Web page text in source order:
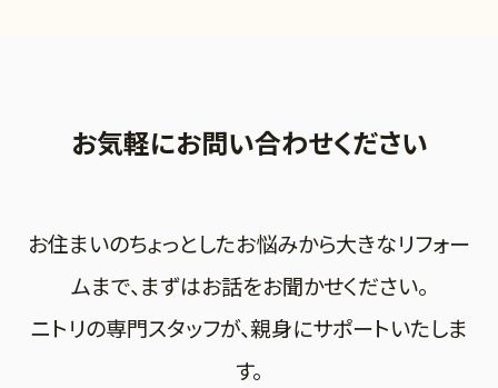
お気軽にお問い合わせください
お住まいのちょっとしたお悩みから大きなリフォー
ムまで、まずはお話をお聞かせください。
ニトリの専門スタッフが、親身にサポートいたしま
す。